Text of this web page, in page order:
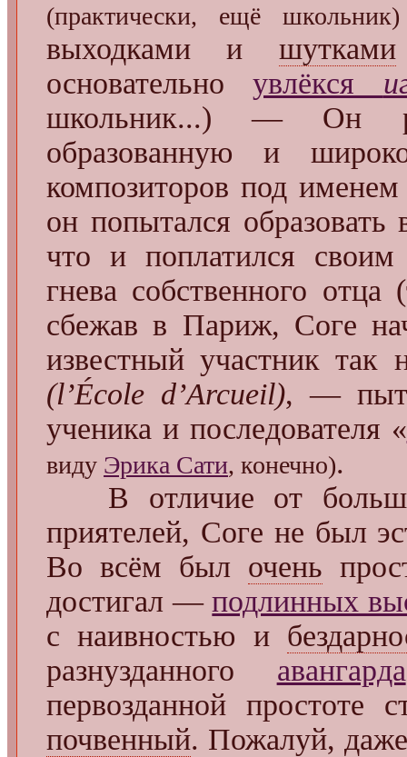
(практически, ещё школьник)
выходками и шутками
основательноувлёкся
школьник...) — Он
образованную и
композиторов под
он попытался
что и поплатился
гнева собственного
сбежав в Париж, Соге
известный участник так
(l’École d’Arcueil), —
ученика и последователя «
виду Эрика Сати, конечно).
В отличие от
приятелей, Соге не был
Во всём был очень
достигал —подлинных
с наивностью и
разнузданного авангарда
первозданной
почвенный. Пожалуй,